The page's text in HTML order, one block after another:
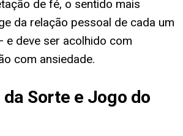
de fé, o sentido mais
da relação pessoal de cada um
e deve ser acolhido com
com ansiedade.
Sorte e Jogo do